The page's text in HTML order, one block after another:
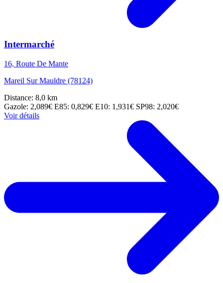
Intermarché
16, Route De Mante
Mareil Sur Mauldre (78124)
Distance: 8,0 km
Gazole: 2,089€ E85: 0,829€ E10: 1,931€ SP98: 2,020€
Voir détails